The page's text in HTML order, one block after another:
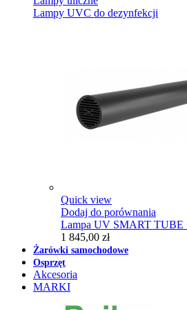
Lampy UVC do dezynfekcji
Quick view
Dodaj do porównania
Lampa UV SMART TUBE
1 845,00 zł
Żarówki samochodowe
Osprzęt
Akcesoria
MARKI